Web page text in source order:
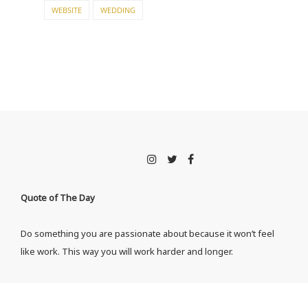
WEBSITE WEDDING
Quote of The Day
Do something you are passionate about because it won’t feel
like work. This way you will work harder and longer.